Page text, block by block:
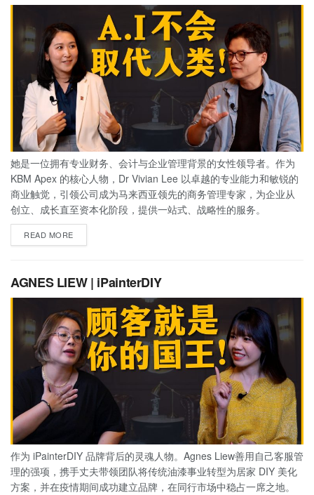
她是一位拥有专业财务、会计与企业管理背景的女性领导者。作为
KBM Apex 的核心人物，Dr Vivian Lee 以卓越的专业能力和敏锐的
商业触觉，引领公司成为马来西亚领先的商务管理专家，为企业从
创立、成长直至资本化阶段，提供一站式、战略性的服务。
READ MORE
AGNES LIEW | iPainterDIY
作为 iPainterDIY 品牌背后的灵魂人物。Agnes Liew善用自己客服管
理的强项，携手丈夫带领团队将传统油漆事业转型为居家 DIY 美化
方案，并在疫情期间成功建立品牌，在同行市场中稳占一席之地。